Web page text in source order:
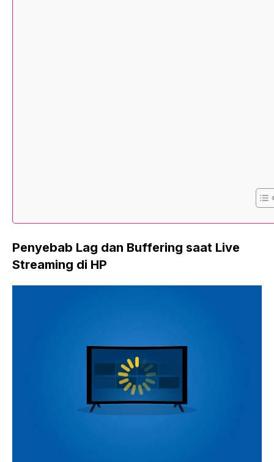
Penyebab Lag dan Buffering saat Live
Streaming di HP